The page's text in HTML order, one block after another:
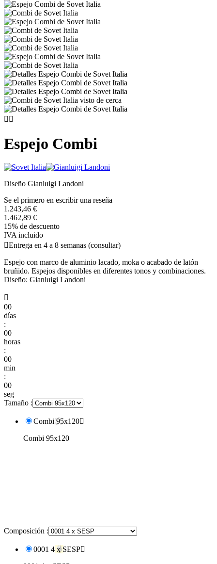
 
Espejo Combi
Diseño Gianluigi Landoni
Se el primero en escribir una reseña
1.243,46 €
1.462,89 €
15% de descuento
IVA incluido
Entrega en 4 a 8 semanas (consultar)
Espejo con marco de aluminio lacado, moka o acabado de latón
bruñido. Espejos disponibles en diferentes tonos y combinaciones.
Diseño: Gianluigi Landoni

00
días
:
00
horas
:
00
min
:
00
seg
Tamaño :
Combi 95x120
Combi 95x120
Composición :
0001 4 x SESP